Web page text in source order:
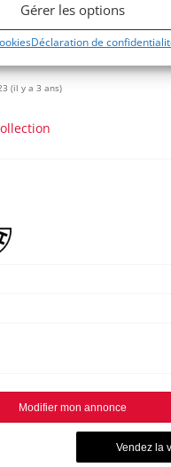
Gérer les options
Déclaration de
(il y a 3 ans)
Modifier mon annonce